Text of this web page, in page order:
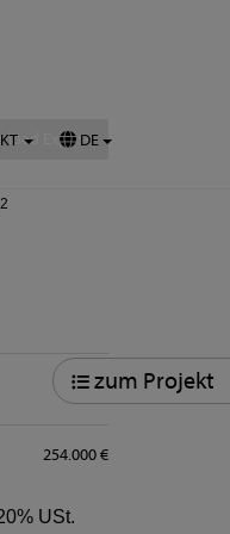
DE
zum Projekt
Expose
2
254.000 €
USt.